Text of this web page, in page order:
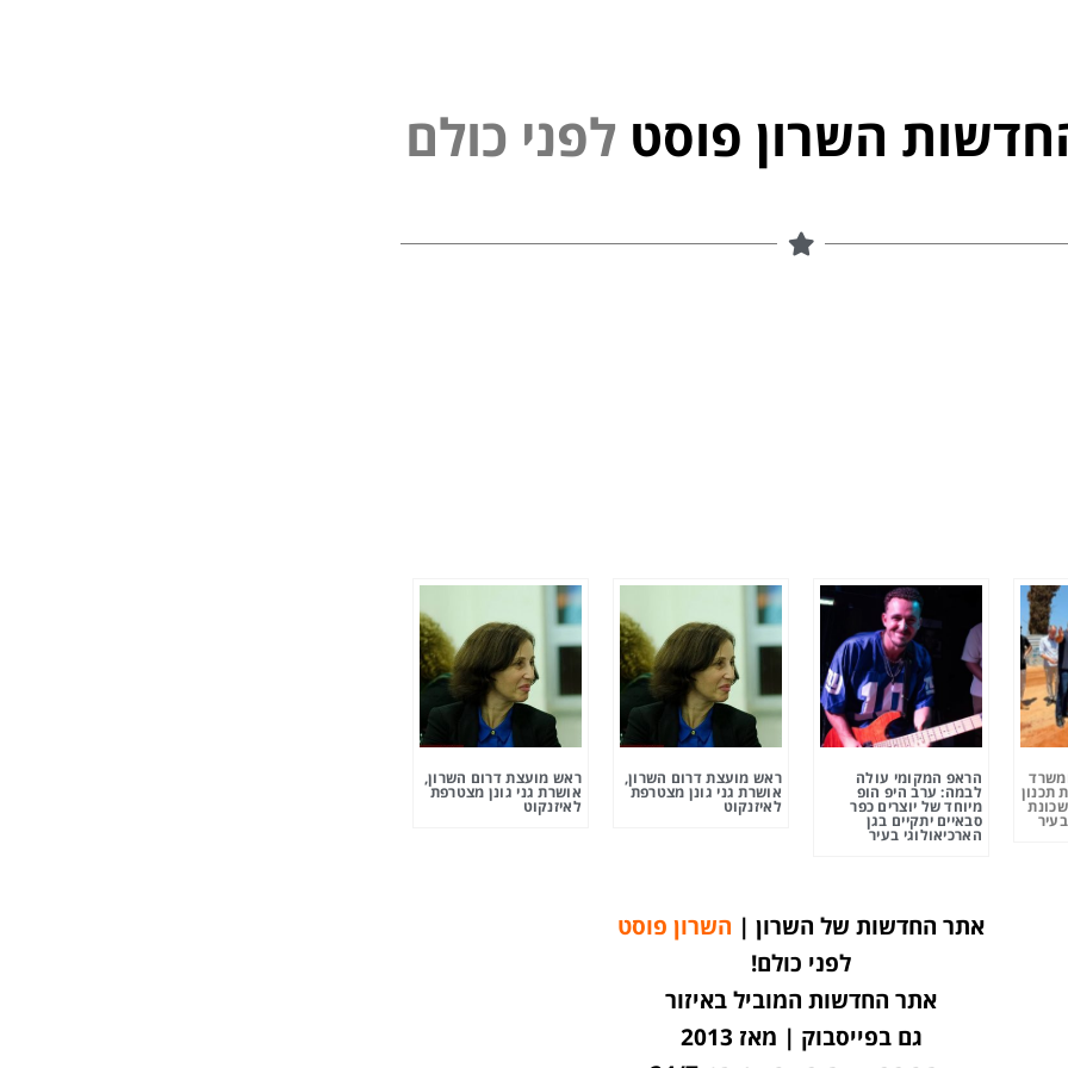
השרון פוסט פ ני כולם
תכנון
הראפ המקומי עולה
לבמה: ערב היפ הופ
מיוחד של יוצרים כפר
סבאיים יתקיים בגן
הארכיאולוגי בעיר
ראש מועצת דרום השרון,
אושרת גני גונן מצטרפת
לאיזנקוט
ראש מועצת דרום השרון,
אושרת גני גונן מצטרפת
לאיזנקוט
אתר החדשות של השרון | השרון פוסט
לפני כולם!
אתר החדשות המוביל באיזור
גם בפייסבוק | מאז 2013